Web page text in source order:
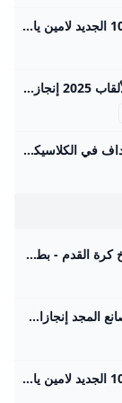
لامين يامال: نجم برشلونة وصاحب الرقم 10 الجديد لامين يامال هو واحد من ألمع النجوم الصاعدين في كرة القدم العالمية، ويلعب حاليًا في صفوف نادي برشلونة الإسباني. بدأ مسيرته الاحترافية مع الفريق الأول في موسم 2023-2024، ومنذ ذلك الحين أثبت نفسه كلاعب جناح موهوب بمهارات فنية عالية وقدرة كبيرة على صناعة الفرص وتسجيل الأهداف. خلال موسم 2023-2024، خاض 37 مباراة في الدوري الإسباني سجل خلالها 5 أهداف وقدم 10 تمريرات حاسمة، كما شارك في 10 مباريات أوروبية دون تسجيل، ليصل إجمالي مشاركاته ذلك الموسم إلى 50 مباراة مع تسجيل 7 أهداف في جميع البطولات.
لامين يامال.. نجم برشلونة وصانع الألقاب 2025 إنجازات لامين يامال في موسم 2024-2025 قدم لامين يامال موسمًا استثنائيًا مع نادي برشلونة وحدد نفسه كنجم صاعد في الكرة العالمية. فقد اختير كأفضل لاعب في العالم للموسم 2024-2025 من قبل صحيفة ماركا الإسبانية، متفوقًا على نجوم كبار مثل عثمان ديمبيلي وفيتينيا وفينيسيوس جونيور، حيث حصل على 3310 نقطة في تصويت لجنة تحكيم دولية مكونة من 133 عضوًا من صحفيين ولاعبين ومدربين سابقين. سجّل يامال 18 هدفًا وقدم 25 تمريرة حاسمة في مختلف البطولات، منها 9 أهداف و15 تمريرة حاسمة في الدوري الإسباني، و5 أهداف و4 تمريرات في دوري أبطال أوروبا، بالإضافة إلى أهداف وتمريرات حاسمة في كأس الملك وكأس السوبر الإسباني.
لامين يامال: نجم برشلونة وأصغر هداف في الكلاسيكو 2024 لامين يامال هو لاعب كرة قدم إسباني ناشئ أذهل المشاهدين والأخصائيين في موسم 2023-2024 بعد سلسلة من الإنجازات والأرقام القياسية التي حطمها على المستويين المحلي والدولي. في هذا الموسم، شارك يامال في 64 مباراة سجل خلالها 10 أهداف وقدم 14 تمريرة حاسمة، مما يجعله واحداً من أهم لاعبي فريق برشلونة ومنتخب إسبانيا الشاب. تم تصعيده للفريق الأول في برشلونة تحت قيادة المدرب تشافي هيرنانديز في صيف 2023 ونجح بسرعة في حجز مكانه الأساسي بفضل مهاراته في المراوغة والتمريرات الحاسمة والأهداف الحاسمة.
لامين يامال يختار أعظم لاعب في تاريخ كرة القدم - بطولات اختار الإسباني الدولي لامين يامال نجم الفريق الأول لكرة القدم بنادي برشلونة، أعظم لاعب في تاريخ كرة القدم على مر العصور. كتبشهاب محمدالأربعاء 9 يوليو 2025 ,10:00 م اخر تحديث 9 يوليو 2025 ,10:07 م اختار الإسباني الدولي لامين يامال نجم الفريق الأول لكرة القدم بنادي برشلونة، أعظم لاعب في تاريخ كرة القدم على مر العصور. ويقدم لامين يامال مستويات رائعة رفقة برشلونة، وقادهم للتتويج بالثلاثية المحلية الموسم الماضي، ونال إشادات واسعة من نجوم كرة القدم، حتى قارنوه بالأسطورة ليونيل ميسي.
لامين يامال: نجم برشلونة الواعد وصانع المجد إنجازات لامين يامال التفصيلية في كرة القدم لامين يامال حقق إنجازات قياسية مذهلة في بداية مسيرته الكروية، ما يجعله من أبرز المواهب الصاعدة في العالم. في عمر 18 عامًا، أصبح يحمل الرقم القياسي الأوروبي لأكثر المراهقين حصولًا على البطولات الكبرى في القرن الحالي، حيث حصد أربعة ألقاب بارزة تمثلت في لقبين في الدوري الإسباني، وكأس إسبانيا، وبطولة أمم أوروبا مع منتخب إسبانيا. هذا الإنجاز لا يضاهيه فيه أي لاعب صاعد آخر، ويظهر تأثيره القوي في كل من النادي والمنتخب الوطني خلال فترة قصيرة جدًا.
لامين يامال: نجم برشلونة وصاحب الرقم 10 الجديد لامين يامال هو واحد من ألمع النجوم الصاعدين في كرة القدم العالمية، ويلعب حاليًا في صفوف نادي برشلونة الإسباني. بدأ مسيرته الاحترافية مع الفريق الأول في موسم 2023-2024، ومنذ ذلك الحين أثبت نفسه كلاعب جناح موهوب بمهارات فنية عالية وقدرة كبيرة على صناعة الفرص وتسجيل الأهداف. خلال موسم 2023-2024، خاض 37 مباراة في الدوري الإسباني سجل خلالها 5 أهداف وقدم 10 تمريرات حاسمة، كما شارك في 10 مباريات أوروبية دون تسجيل، ليصل إجمالي مشاركاته ذلك الموسم إلى 50 مباراة مع تسجيل 7 أهداف في جميع البطولات.